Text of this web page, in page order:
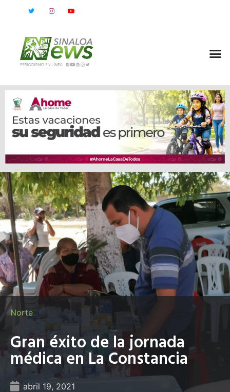
Norte
Gran éxito de la jornada
médica en La Constancia
abril 19, 2021